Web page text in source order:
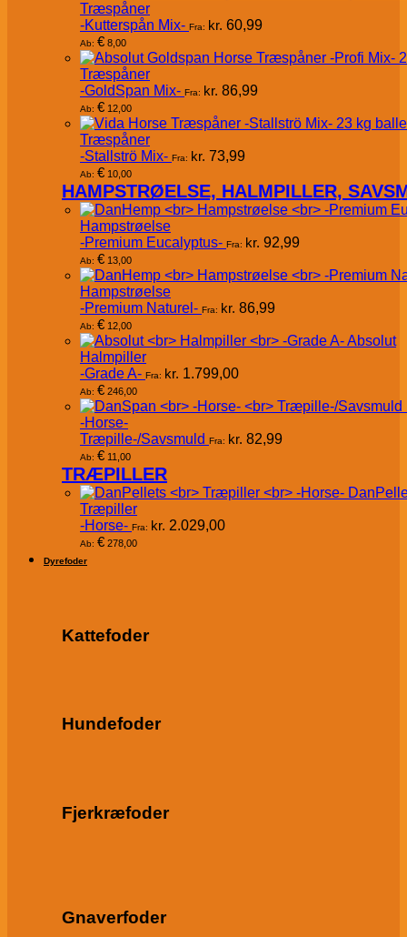
Træspåner
-Kutterspån Mix- Fra: kr. 60,99
Ab: € 8,00
Træspåner
-GoldSpan Mix- Fra: kr. 86,99
Ab: € 12,00
Træspåner
-Stallströ Mix- Fra: kr. 73,99
Ab: € 10,00
HAMPSTRØELSE, HALMPILLER,
Hampstrøelse
-Premium Eucalyptus- Fra: kr. 92,99
Ab: € 13,00
Hampstrøelse
-Premium Naturel- Fra: kr. 86,99
Ab: € 12,00
Absolut
Halmpiller
-Grade A- Fra: kr. 1.799,00
Ab: € 246,00
-Horse-
Træpille-/Savsmuld Fra: kr. 82,99
Ab: € 11,00
TRÆPILLER
Træpiller
-Horse- Fra: kr. 2.029,00
Ab: € 278,00
Dyrefoder
Kattefoder
Hundefoder
Fjerkræfoder
Gnaverfoder